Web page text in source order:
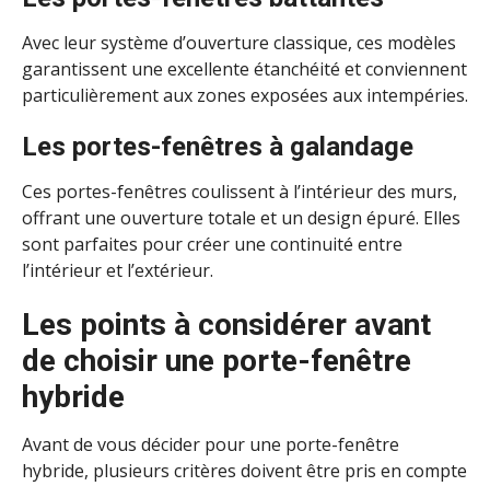
Avec leur système d’ouverture classique, ces modèles
garantissent une excellente étanchéité et conviennent
particulièrement aux zones exposées aux intempéries.
Les portes-fenêtres à galandage
Ces portes-fenêtres coulissent à l’intérieur des murs,
offrant une ouverture totale et un design épuré. Elles
sont parfaites pour créer une continuité entre
l’intérieur et l’extérieur.
Les points à considérer avant
de choisir une porte-fenêtre
hybride
Avant de vous décider pour une porte-fenêtre
hybride, plusieurs critères doivent être pris en compte